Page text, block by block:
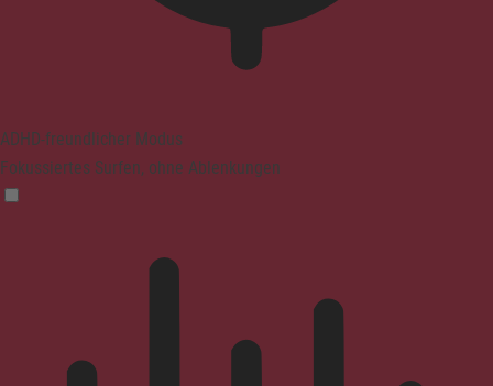
ADHD-freundlicher Modus
Fokussiertes Surfen, ohne Ablenkungen